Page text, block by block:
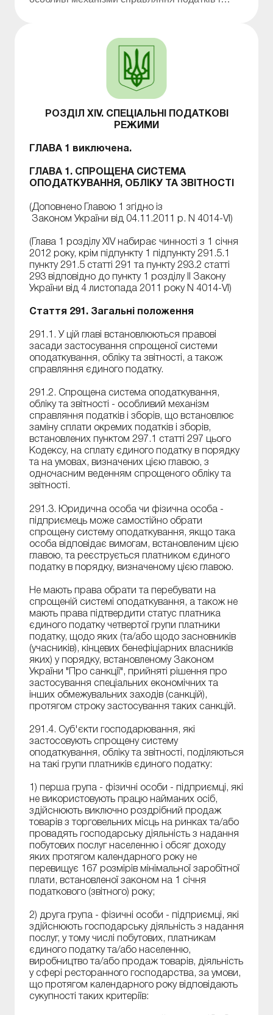
РОЗДІЛ XIV. СПЕЦІАЛЬНІ ПОДАТКОВІ
РЕЖИМИ
ГЛАВА 1 виключена.
ГЛАВА 1. СПРОЩЕНА СИСТЕМА
ОПОДАТКУВАННЯ, ОБЛІКУ ТА ЗВІТНОСТІ
(Доповнено Главою 1 згідно із
Законом України від 04.11.2011 р. N 4014-VI)
(Глава 1 розділу XIV набирає чинності з 1 січня
2012 року, крім підпункту 1 підпункту 291.5.1
пункту 291.5 статті 291 та пункту 293.2 статті
293 відповідно до пункту 1 розділу II Закону
України від 4 листопада 2011 року N 4014-VI)
Стаття 291. Загальні положення
291.1. У цій главі встановлюються правові
засади застосування спрощеної системи
оподаткування, обліку та звітності, а також
справляння єдиного податку.
291.2. Спрощена система оподаткування,
обліку та звітності - особливий механізм
справляння податків і зборів, що встановлює
заміну сплати окремих податків і зборів,
встановлених пунктом 297.1 статті 297 цього
Кодексу, на сплату єдиного податку в порядку
та на умовах, визначених цією главою, з
одночасним веденням спрощеного обліку та
звітності.
291.3. Юридична особа чи фізична особа -
підприємець може самостійно обрати
спрощену систему оподаткування, якщо така
особа відповідає вимогам, встановленим цією
главою, та реєструється платником єдиного
податку в порядку, визначеному цією главою.
Не мають права обрати та перебувати на
спрощеній системі оподаткування, а також не
мають права підтвердити статус платника
єдиного податку четвертої групи платники
податку, щодо яких (та/або щодо засновників
(учасників), кінцевих бенефіціарних власників
яких) у порядку, встановленому Законом
України "Про санкції", прийняті рішення про
застосування спеціальних економічних та
інших обмежувальних заходів (санкцій),
протягом строку застосування таких санкцій.
291.4. Суб'єкти господарювання, які
застосовують спрощену систему
оподаткування, обліку та звітності, поділяються
на такі групи платників єдиного податку:
1) перша група - фізичні особи - підприємці, які
не використовують працю найманих осіб,
здійснюють виключно роздрібний продаж
товарів з торговельних місць на ринках та/або
провадять господарську діяльність з надання
побутових послуг населенню і обсяг доходу
яких протягом календарного року не
перевищує 167 розмірів мінімальної заробітної
плати, встановленої законом на 1 січня
податкового (звітного) року;
2) друга група - фізичні особи - підприємці, які
здійснюють господарську діяльність з надання
послуг, у тому числі побутових, платникам
єдиного податку та/або населенню,
виробництво та/або продаж товарів, діяльність
у сфері ресторанного господарства, за умови,
що протягом календарного року відповідають
сукупності таких критеріїв: